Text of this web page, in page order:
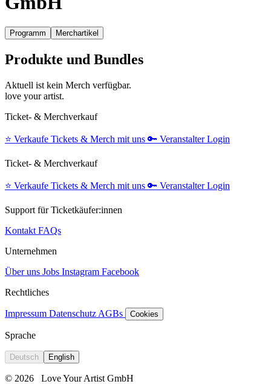
Programm Merchartikel
Produkte und Bundles
Aktuell ist kein Merch verfügbar.
love your artist.
Ticket- & Merchverkauf
⭐️ Verkaufe Tickets & Merch mit uns 🔑 Veranstalter Login
Ticket- & Merchverkauf
⭐️ Verkaufe Tickets & Merch mit uns 🔑 Veranstalter Login
Support für Ticketkäufer:innen
Kontakt FAQs
Unternehmen
Über uns Jobs Instagram Facebook
Rechtliches
Impressum Datenschutz AGBs Cookies
Sprache
Deutsch English
© 2026 Love Your Artist GmbH